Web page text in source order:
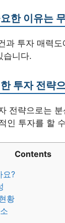
한 이유는
과 투자 매력
습니다.
투자 전략
전략으로는
인 투자를 할
Contents
요?
황